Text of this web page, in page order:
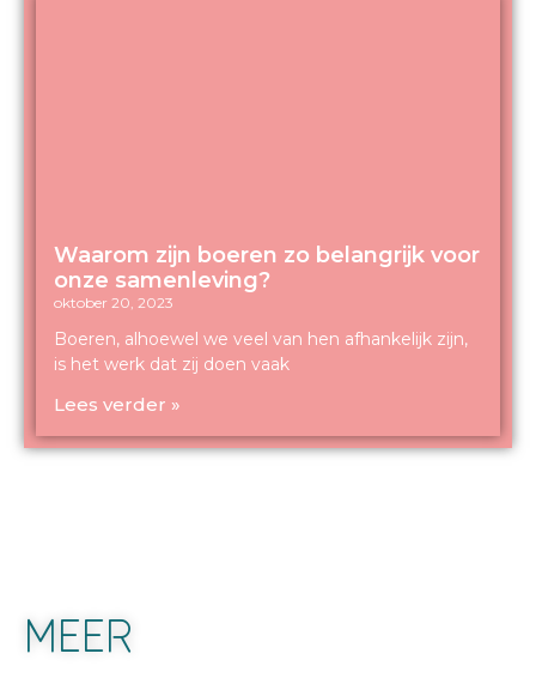
Waarom zijn boeren zo belangrijk voor
onze samenleving?
oktober 20, 2023
Boeren, alhoewel we veel van hen afhankelijk zijn,
is het werk dat zij doen vaak
Lees verder »
MEER